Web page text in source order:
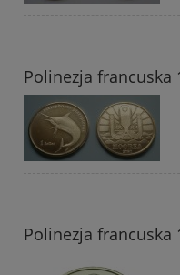
Polinezja francuska
Polinezja francuska